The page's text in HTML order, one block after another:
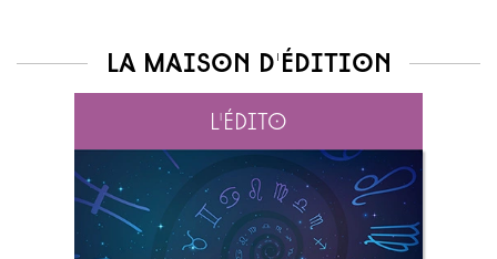
La maison d'édition
L'édito